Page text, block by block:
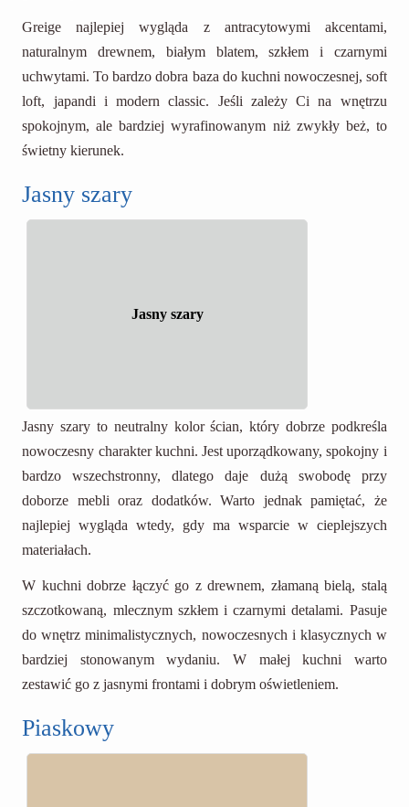
Greige najlepiej wygląda z antracytowymi akcentami,
naturalnym drewnem, białym blatem, szkłem i czarnymi
uchwytami. To bardzo dobra baza do kuchni nowoczesnej, soft
loft, japandi i modern classic. Jeśli zależy Ci na wnętrzu
spokojnym, ale bardziej wyrafinowanym niż zwykły beż, to
świetny kierunek.
Jasny szary
Jasny szary
Jasny szary to neutralny kolor ścian, który dobrze podkreśla
nowoczesny charakter kuchni. Jest uporządkowany, spokojny i
bardzo wszechstronny, dlatego daje dużą swobodę przy
doborze mebli oraz dodatków. Warto jednak pamiętać, że
najlepiej wygląda wtedy, gdy ma wsparcie w cieplejszych
materiałach.
W kuchni dobrze łączyć go z drewnem, złamaną bielą, stalą
szczotkowaną, mlecznym szkłem i czarnymi detalami. Pasuje
do wnętrz minimalistycznych, nowoczesnych i klasycznych w
bardziej stonowanym wydaniu. W małej kuchni warto
zestawić go z jasnymi frontami i dobrym oświetleniem.
Piaskowy